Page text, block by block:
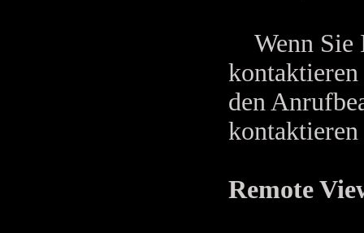
Wenn Sie
den
Remote